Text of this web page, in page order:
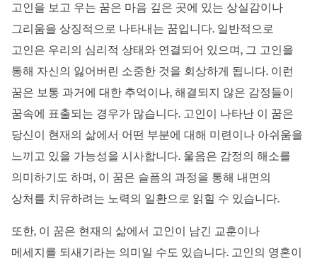
고인을 보고 우는 꿈은 마음 깊은 곳에 있는 상실감이나
그리움을 상징적으로 나타내는 꿈입니다. 일반적으로
고인은 우리의 심리적 상태와 연결되어 있으며, 그 고인을
통해 자신의 잃어버린 소중한 것을 회상하게 됩니다. 이런
꿈은 보통 과거에 대한 추억이나, 해결되지 않은 감정들이
꿈속에 표출되는 경우가 많습니다. 고인이 나타난 이 꿈은
당신이 현재의 삶에서 어떤 부분에 대해 미련이나 아쉬움을
느끼고 있을 가능성을 시사합니다. 울음은 감정의 해소를
의미하기도 하며, 이 꿈은 슬픔의 과정을 통해 내면의
상처를 치유하려는 노력의 일환으로 읽힐 수 있습니다.
또한, 이 꿈은 현재의 삶에서 고인이 남긴 교훈이나
메세지를 되새기라는 의미일 수도 있습니다. 고인의 영혼이